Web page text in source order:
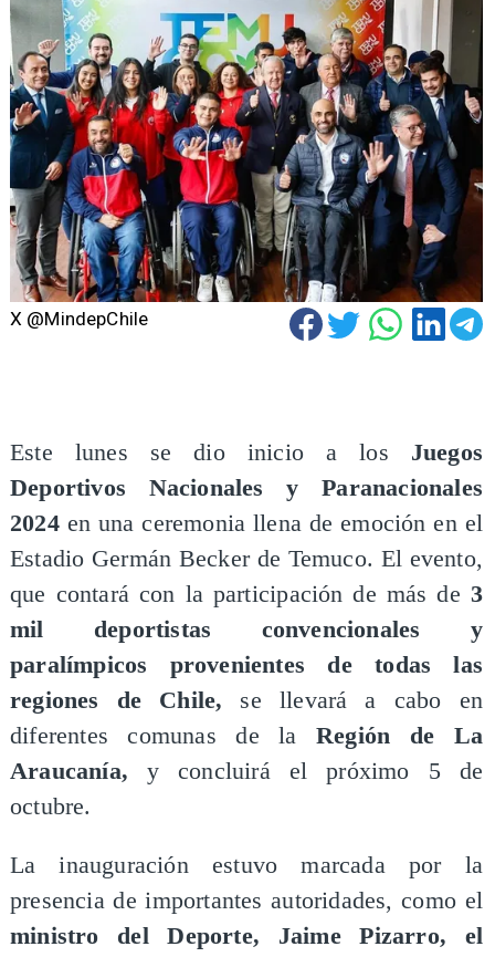
X @MindepChile
Este lunes se dio inicio a los Juegos
Deportivos Nacionales y Paranacionales
2024en una ceremonia llena de emoción en el
Estadio Germán Becker de Temuco. El evento,
que contará con la participación de más de 3
mil deportistas convencionales y
paralímpicos provenientes de todas las
regiones de Chile, se llevará a cabo en
diferentes comunas de laRegión de La
Araucanía, y concluirá el próximo 5 de
octubre.
La inauguración estuvo marcada por la
presencia de importantes autoridades, como el
ministro del Deporte, Jaime Pizarro, el